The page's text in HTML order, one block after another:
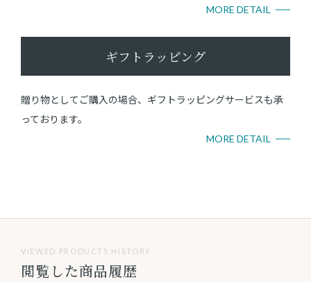
MORE DETAIL
ギフトラッピング
贈り物としてご購入の場合、ギフトラッピングサービスも承
っております。
MORE DETAIL
VIEWED PRODUCTS HISTORY
閲覧した商品履歴